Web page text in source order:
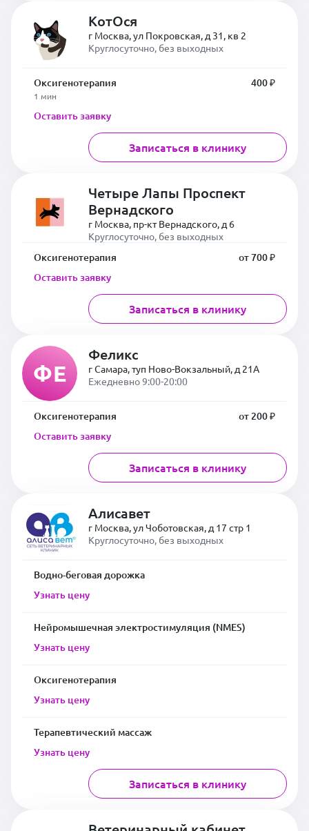
КотОся
г Москва, ул Покровская, д 31, кв 2
Круглосуточно, без выходных
Оксигенотерапия
1 мин
400 ₽
Оставить заявку
Записаться в клинику
Четыре Лапы Проспект
Вернадского
г Москва, пр-кт Вернадского, д 6
Круглосуточно, без выходных
Оксигенотерапия
от 700 ₽
Оставить заявку
Записаться в клинику
ФЕ
Феликс
г Самара, туп Ново-Вокзальный, д 21А
Ежедневно 9:00-20:00
Оксигенотерапия
от 200 ₽
Оставить заявку
Записаться в клинику
Алисавет
г Москва, ул Чоботовская, д 17 стр 1
Круглосуточно, без выходных
Водно-беговая дорожка
Узнать цену
Нейромышечная электростимуляция (NMES)
Узнать цену
Оксигенотерапия
Узнать цену
Терапевтический массаж
Узнать цену
Записаться в клинику